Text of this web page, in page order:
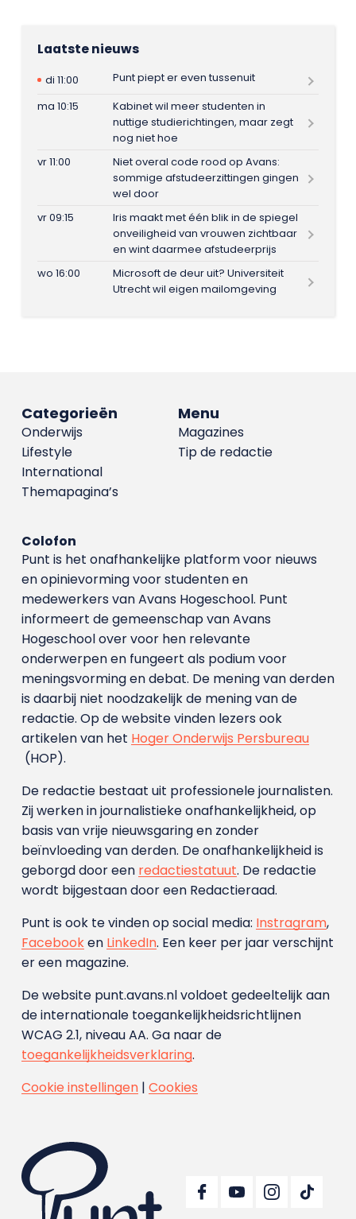
Laatste nieuws
di 11:00
Punt piept er even tussenuit
ma 10:15
Kabinet wil meer studenten in
nuttige studierichtingen, maar zegt
nog niet hoe
vr 11:00
Niet overal code rood op Avans:
sommige afstudeerzittingen gingen
wel door
vr 09:15
Iris maakt met één blik in de spiegel
onveiligheid van vrouwen zichtbaar
en wint daarmee afstudeerprijs
wo 16:00
Microsoft de deur uit? Universiteit
Utrecht wil eigen mailomgeving
Menu
Magazines
Tip de redactie
Categorieën
Onderwijs
Lifestyle
International
Themapagina’s
Colofon
Punt is het onafhankelijke platform voor nieuws
en opinievorming voor studenten en
medewerkers van Avans Hoge­school. Punt
informeert de gemeenschap van Avans
Hogeschool over voor hen relevante
onderwerpen en fungeert als podium voor
meningsvorming en debat. De mening van derden
is daarbij niet noodzakelijk de mening van de
redactie. Op de website vinden lezers ook
artikelen van het Hoger Onderwijs Persbureau
(HOP).
De redactie bestaat uit professionele journalisten.
Zij werken in journalistieke onafhankelijkheid, op
basis van vrije nieuwsgaring en zonder
beïnvloeding van derden. De onafhankelijkheid is
geborgd door een redactiestatuut. De redactie
wordt bijgestaan door een Redactieraad.
Punt is ook te vinden op social media: Instragram,
Facebooken LinkedIn. Een keer per jaar verschijnt
er een magazine.
De website punt.avans.nl voldoet gedeeltelijk aan
de internationale toegankelijkheidsrichtlijnen
WCAG 2.1, niveau AA. Ga naar de
toegankelijkheidsverklaring.
Cookie instellingen| Cookies